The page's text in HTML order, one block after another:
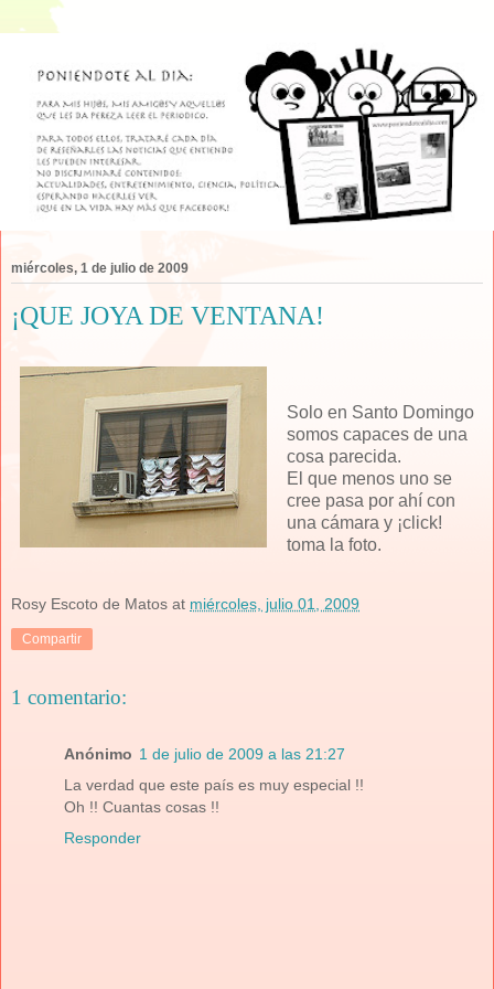
miércoles, 1 de julio de 2009
¡QUE JOYA DE VENTANA!
Solo en Santo Domingo
somos capaces de una
cosa parecida.
El que menos uno se
cree pasa por ahí con
una cámara y ¡click!
toma la foto.
Rosy Escoto de Matos at miércoles, julio 01, 2009
Compartir
1 comentario:
Anónimo 1 de julio de 2009 a las 21:27
La verdad que este país es muy especial !!
Oh !! Cuantas cosas !!
Responder